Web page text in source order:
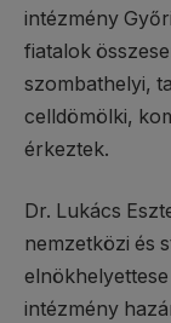
intézmény
fiatalok
szombathelyi,
celldömölki,
érkeztek.
Dr. Lukács
nemzetközi és
intézmény